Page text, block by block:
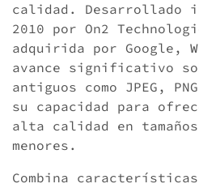
calidad. Desarrollado
2010 por On2
adquirida por Google,
avance significativo
antiguos como JPEG,
su capacidad para
alta calidad en
menores.
Combina